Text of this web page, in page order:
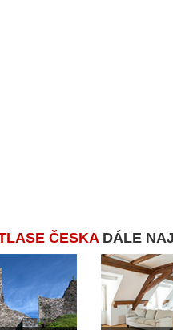
ČESKADÁLE